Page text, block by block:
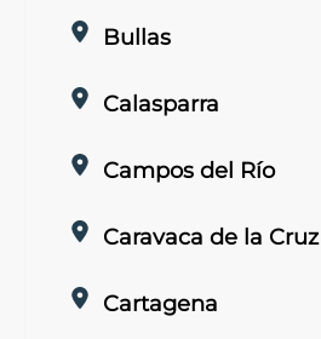
Bullas
Calasparra
Campos del Río
Caravaca de la Cruz
Cartagena